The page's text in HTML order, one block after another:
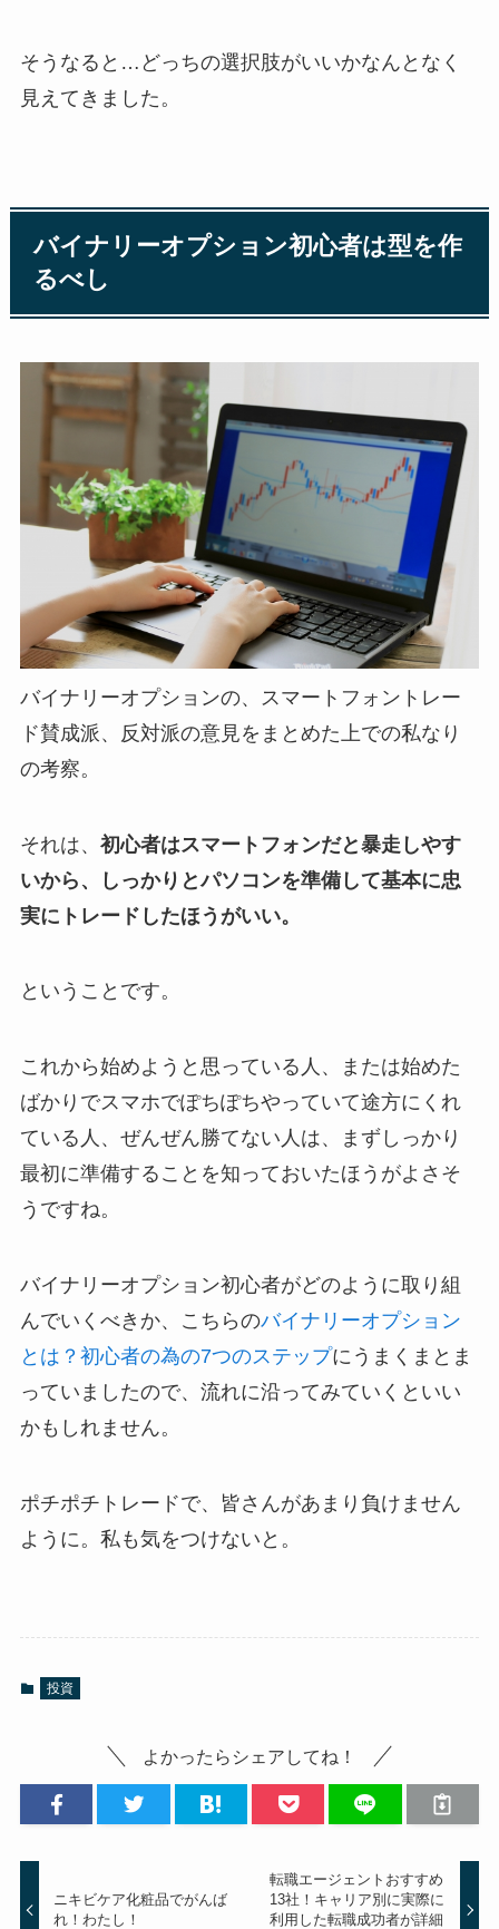
そうなると…どっちの選択肢がいいかなんとなく
見えてきました。
バイナリーオプション初心者は型を作
るべし
バイナリーオプションの、スマートフォントレー
ド賛成派、反対派の意見をまとめた上での私なり
の考察。
それは、 初心者はスマートフォンだと暴走しやす
いから、しっかりとパソコンを準備して基本に忠
実にトレードしたほうがいい。
ということです。
これから始めようと思っている人、または始めた
ばかりでスマホでぽちぽちやっていて途方にくれ
ている人、ぜんぜん勝てない人は、まずしっかり
最初に準備することを知っておいたほうがよさそ
うですね。
バイナリーオプション初心者がどのように取り組
んでいくべきか、こちらのバイナリーオプション
とは？初心者の為の7つのステップにうまくまとま
っていましたので、流れに沿ってみていくといい
かもしれません。
ポチポチトレードで、皆さんがあまり負けません
ように。私も気をつけないと。
投資
よかったらシェアしてね！
ニキビケア化粧品でがんば
れ！わたし！
転職エージェントおすすめ
13社！キャリア別に実際に
利用した転職成功者が詳細